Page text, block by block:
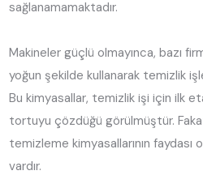
sağlanamamaktadır.
Makineler güçlü olmayınca, bazı
yoğun şekilde kullanarak temizlik
Bu kimyasallar, temizlik işi için ilk
tortuyu çözdüğü görülmüştür.
temizleme kimyasallarının faydası
vardır.